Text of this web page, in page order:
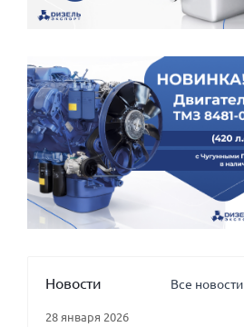
Новости Все новости
28 января 2026